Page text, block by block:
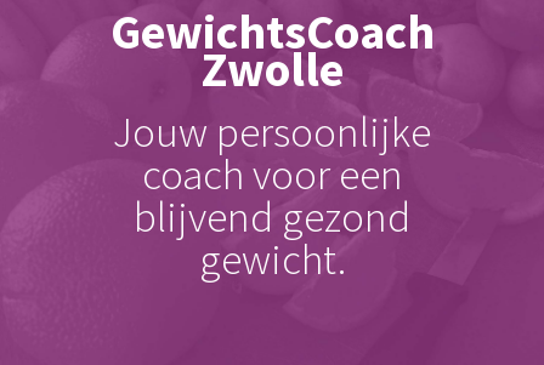
GewichtsCoach
Zwolle
Jouw persoonlijke
coach voor een
blijvend gezond
gewicht.